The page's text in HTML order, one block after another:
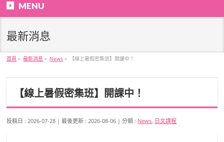
MENU
最新消息
首頁 » 最新消息 » News » 【線上暑假密集班】開課中！
【線上暑假密集班】開課中！
投稿日 : 2026-07-28 最後更新 : 2026-08-06 分類 : News, 日文課程